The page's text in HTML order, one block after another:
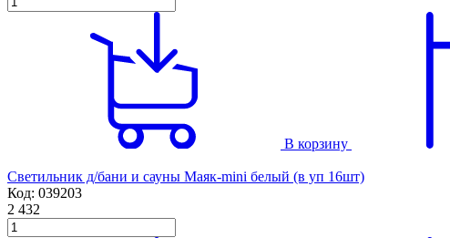
В корзину
Светильник д/бани и сауны Маяк-mini белый (в уп 16шт)
Код: 039203
2 432